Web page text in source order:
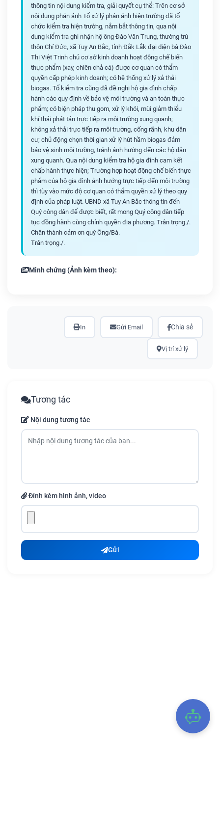
thông tin nội dung kiểm tra, giải quyết cụ thể: Trên cơ sở
nội dung phản ánh Tổ xử lý phản ánh hiện trường đã tổ
chức kiểm tra hiện trường, nắm bắt thông tin, qua nội
dung kiểm tra ghi nhận hộ ông Đào Văn Trung, thường trú
thôn Chí Đức, xã Tuy An Bắc, tỉnh Đắk Lắk đại diện bà Đào
Thị Việt Trinh chủ cơ sở kinh doanh hoạt động chế biến
thực phẩm (xay, chiên chả cá) được cơ quan có thẩm
quyền cấp phép kinh doanh; có hệ thống xử lý xả thải
biogas. Tổ kiểm tra cũng đã đề nghị hộ gia đình chấp
hành các quy định về bảo vệ môi trường và an toàn thực
phẩm; có biện pháp thu gom, xử lý khói, mùi giảm thiểu
khí thải phát tán trực tiếp ra môi trường xung quanh;
không xả thải trực tiếp ra môi trường, cống rãnh, khu dân
cư; chủ động chọn thời gian xử lý hút hầm biogas đảm
bảo vệ sinh môi trường, tránh ảnh hưởng đến các hộ dân
xung quanh. Qua nội dung kiểm tra hộ gia đình cam kết
chấp hành thực hiện; Trường hợp hoạt động chế biến thực
phẩm của hộ gia đình ảnh hưởng trực tiếp đến môi trường
thì tùy vào mức độ cơ quan có thẩm quyền xử lý theo quy
định của pháp luật. UBND xã Tuy An Bắc thông tin đến
Quý công dân để được biết, rất mong Quý công dân tiếp
tục đồng hành cùng chính quyền địa phương. Trân trọng./.
Chân thành cảm ơn quý Ông/Bà.
Trân trọng./.
Minh chứng (Ảnh kèm theo):
In Gửi Email Chia sẻ
Vị trí xử lý
Tương tác
Nội dung tương tác
Đính kèm hình ảnh, video
Gửi